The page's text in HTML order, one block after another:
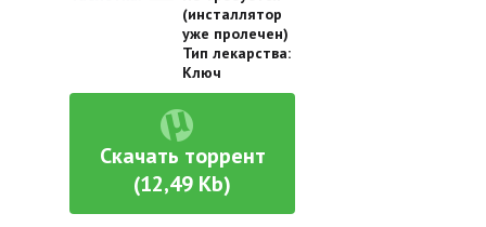
(инсталлятор
уже пролечен)
Тип лекарства:
Ключ
Скачать торрент
(12,49 Kb)